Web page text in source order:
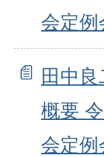
会定
田中
概要
会定例